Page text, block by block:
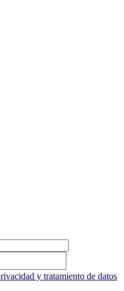
y tratamiento de datos